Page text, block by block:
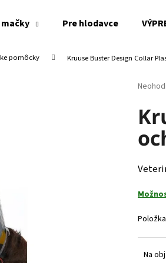
Pre hlodavce
pomôcky Kruuse Buster Design Collar
produktu
je
z
Na
Čo potrebujete nájsť?
HĽADAŤ